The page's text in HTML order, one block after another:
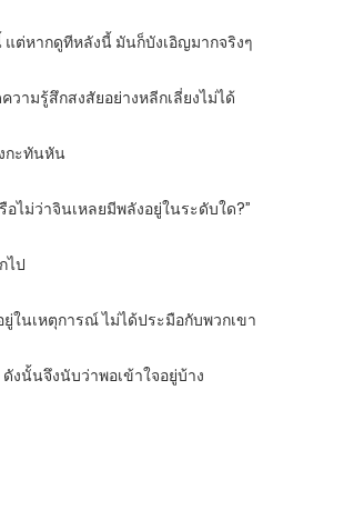
ต่หากดูทีหลังนี้ มันก็บังเอิญมากจริงๆ
วามรู้สึกสงสัยอย่างหลีกเลี่ยงไม่ได้
กะทันหัน
อไม่ว่าจินเหลยมีพลังอยู่ในระดับใด?”
ไป
ในเหตุการณ์ ไม่ได้ประมือกับพวกเขา
งนั้นจึงนับว่าพอเข้าใจอยู่บ้าง